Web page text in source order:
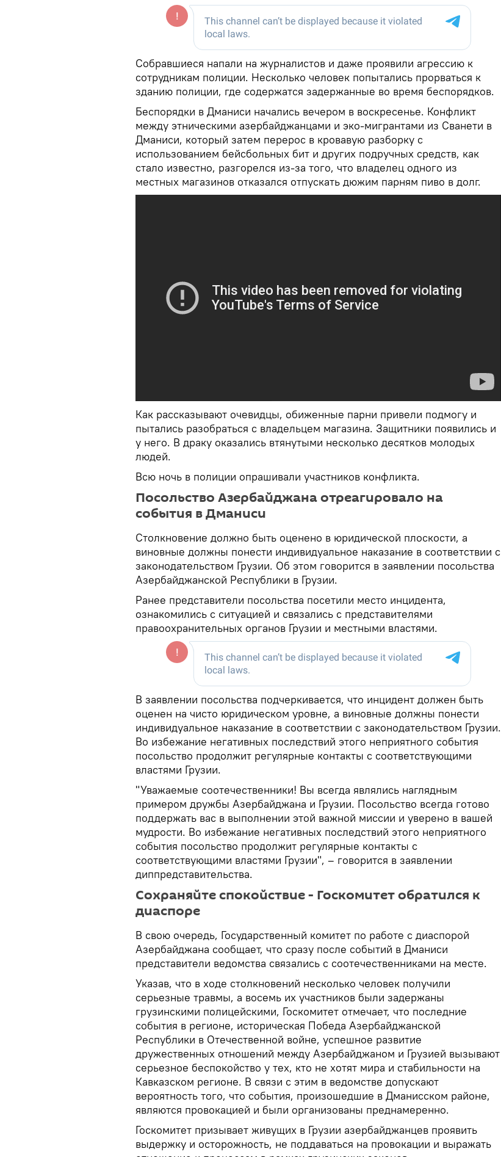
Собравшиеся напали на журналистов и даже проявили агрессию к
сотрудникам полиции. Несколько человек попытались прорваться к
зданию полиции, где содержатся задержанные во время беспорядков.
Беспорядки в Дманиси начались вечером в воскресенье. Конфликт
между этническими азербайджанцами и эко-мигрантами из Сванети в
Дманиси, который затем перерос в кровавую разборку с
использованием бейсбольных бит и других подручных средств, как
стало известно, разгорелся из-за того, что владелец одного из
местных магазинов отказался отпускать дюжим парням пиво в долг.
Как рассказывают очевидцы, обиженные парни привели подмогу и
пытались разобраться с владельцем магазина. Защитники появились и
у него. В драку оказались втянутыми несколько десятков молодых
людей.
Всю ночь в полиции опрашивали участников конфликта.
Посольство Азербайджана отреагировало на
события в Дманиси
Столкновение должно быть оценено в юридической плоскости, а
виновные должны понести индивидуальное наказание в соответствии с
законодательством Грузии. Об этом говорится в заявлении посольства
Азербайджанской Республики в Грузии.
Ранее представители посольства посетили место инцидента,
ознакомились с ситуацией и связались с представителями
правоохранительных органов Грузии и местными властями.
В заявлении посольства подчеркивается, что инцидент должен быть
оценен на чисто юридическом уровне, а виновные должны понести
индивидуальное наказание в соответствии с законодательством Грузии.
Во избежание негативных последствий этого неприятного события
посольство продолжит регулярные контакты с соответствующими
властями Грузии.
"Уважаемые соотечественники! Вы всегда являлись наглядным
примером дружбы Азербайджана и Грузии. Посольство всегда готово
поддержать вас в выполнении этой важной миссии и уверено в вашей
мудрости. Во избежание негативных последствий этого неприятного
события посольство продолжит регулярные контакты с
соответствующими властями Грузии", – говорится в заявлении
диппредставительства.
Сохраняйте спокойствие - Госкомитет обратился к
диаспоре
В свою очередь, Государственный комитет по работе с диаспорой
Азербайджана сообщает, что сразу после событий в Дманиси
представители ведомства связались с соотечественниками на месте.
Указав, что в ходе столкновений несколько человек получили
серьезные травмы, а восемь их участников были задержаны
грузинскими полицейскими, Госкомитет отмечает, что последние
события в регионе, историческая Победа Азербайджанской
Республики в Отечественной войне, успешное развитие
дружественных отношений между Азербайджаном и Грузией вызывают
серьезное беспокойство у тех, кто не хотят мира и стабильности на
Кавказском регионе. В связи с этим в ведомстве допускают
вероятность того, что события, произошедшие в Дманисском районе,
являются провокацией и были организованы преднамеренно.
Госкомитет призывает живущих в Грузии азербайджанцев проявить
выдержку и осторожность, не поддаваться на провокации и выражать